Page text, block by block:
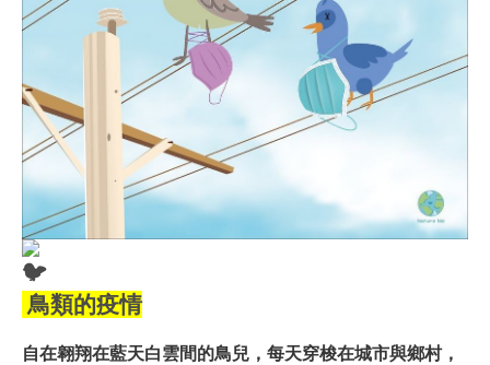
鳥類的疫情
自在翱翔在藍天白雲間的鳥兒，每天穿梭在城市與鄉村，